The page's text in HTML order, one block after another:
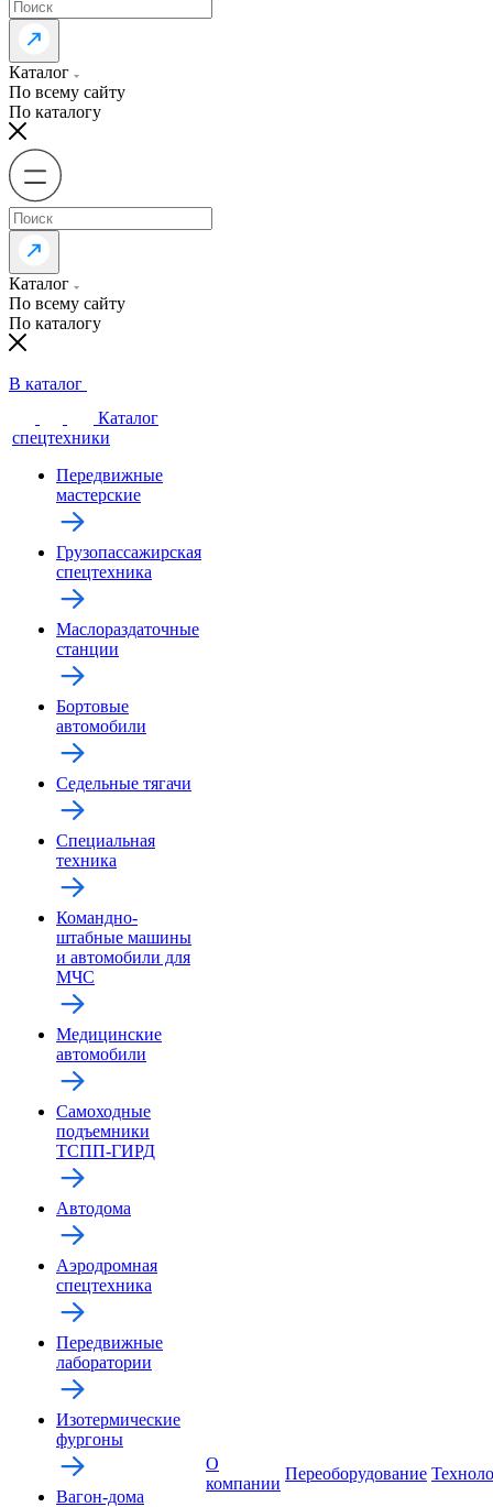
Каталог
По всему сайту
По каталогу
Каталог
По всему сайту
По каталогу
В каталог
Каталог
спецтехники
Передвижные
мастерские
Грузопассажирская
спецтехника
Маслораздаточные
станции
Бортовые
автомобили
Седельные тягачи
Специальная
техника
Командно-
штабные машины
и автомобили для
МЧС
Медицинские
автомобили
Самоходные
подъемники
ТСПП-ГИРД
Автодома
Аэродромная
спецтехника
Передвижные
лаборатории
Изотермические
фургоны
Вагон-дома
О
компании
Переоборудование